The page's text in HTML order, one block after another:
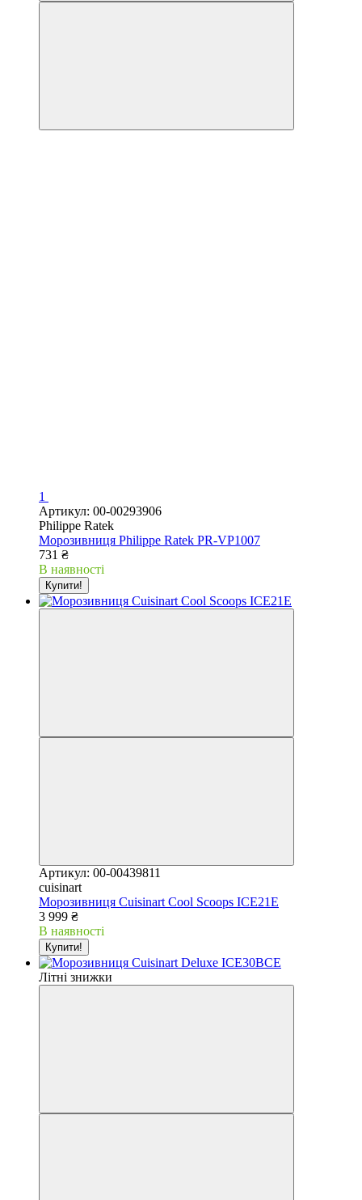
1
Артикул: 00-00293906
Philippe Ratek
Морозивниця Philippe Ratek PR-VP1007
731 ₴
В наявності
Купити!
Артикул: 00-00439811
cuisinart
Морозивниця Cuisinart Cool Scoops ICE21E
3 999 ₴
В наявності
Купити!
Літні знижки